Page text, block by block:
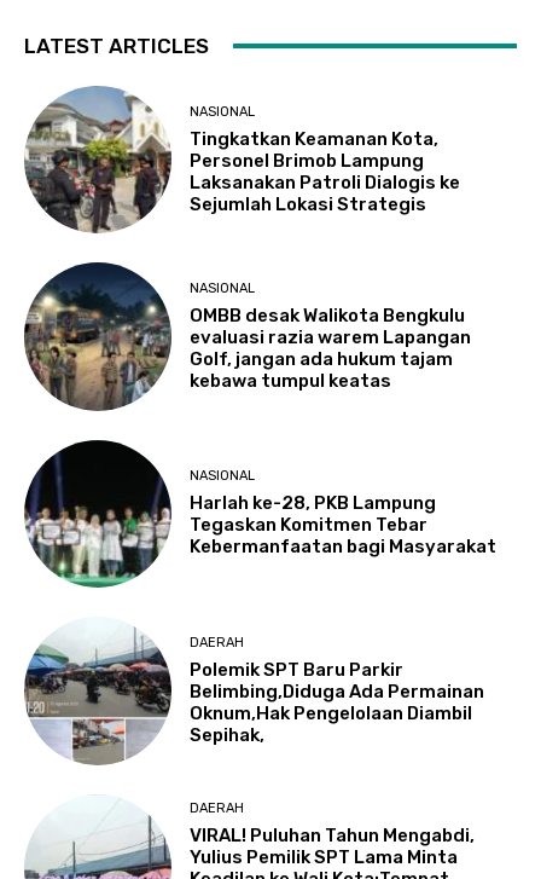
LATEST ARTICLES
NASIONAL
Tingkatkan Keamanan Kota,
Personel Brimob Lampung
Laksanakan Patroli Dialogis ke
Sejumlah Lokasi Strategis
NASIONAL
OMBB desak Walikota Bengkulu
evaluasi razia warem Lapangan
Golf, jangan ada hukum tajam
kebawa tumpul keatas
NASIONAL
Harlah ke-28, PKB Lampung
Tegaskan Komitmen Tebar
Kebermanfaatan bagi Masyarakat
DAERAH
Polemik SPT Baru Parkir
Belimbing,Diduga Ada Permainan
Oknum,Hak Pengelolaan Diambil
Sepihak,
DAERAH
VIRAL! Puluhan Tahun Mengabdi,
Yulius Pemilik SPT Lama Minta